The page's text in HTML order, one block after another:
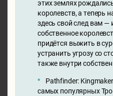
этих землях
королевств, а теперь
здесь свой след вам —
собственное
придётся выжить в
устранить угрозу со
также внутри
Pathfinder:
самых популярных